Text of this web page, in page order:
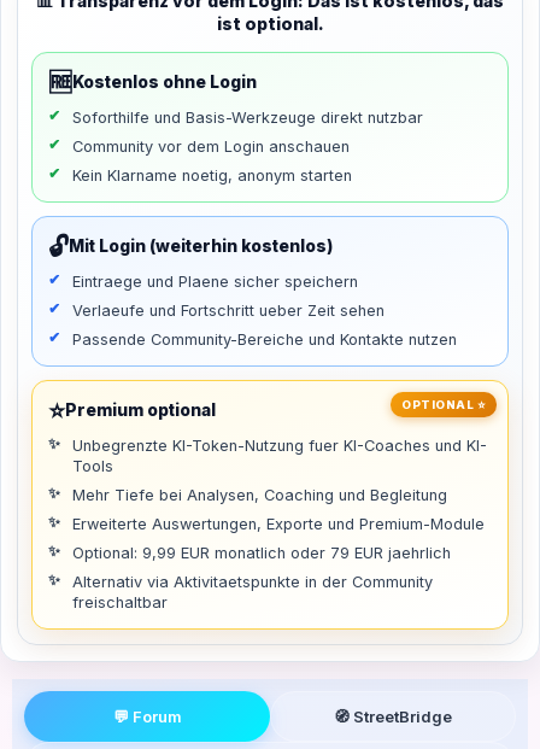
ist optional.
🆓 Kostenlos ohne Login
Soforthilfe und Basis-Werkzeuge direkt nutzbar
Community vor dem Login anschauen
Kein Klarname noetig, anonym starten
🔓Mit Login (weiterhin kostenlos)
Eintraege und Plaene sicher speichern
Verlaeufe und Fortschritt ueber Zeit sehen
Passende Community-Bereiche und Kontakte nutzen
OPTIONAL ⭐
⭐Premium optional
Unbegrenzte KI-Token-Nutzung fuer KI-Coaches und KI-
Tools
Mehr Tiefe bei Analysen, Coaching und Begleitung
Erweiterte Auswertungen, Exporte und Premium-Module
Optional: 9,99 EUR monatlich oder 79 EUR jaehrlich
Alternativ via Aktivitaetspunkte in der Community
freischaltbar
💬 Forum 🧭 StreetBridge